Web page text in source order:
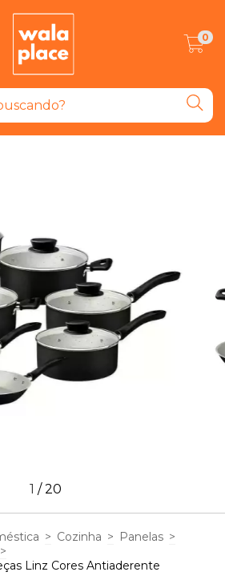
0
1 /20
> Cozinha > Panelas >
>
Linz Cores Antiaderente